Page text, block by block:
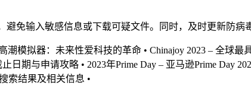
免输入敏感信息或下载可疑文件。同时，及时更新防病
潮模拟器：未来性爱科技的革命 • Chinajoy 2023 – 全球最
止日期与申请攻略 • 2023年Prime Day – 亚马逊Prime Day
索结果及相关信息 •